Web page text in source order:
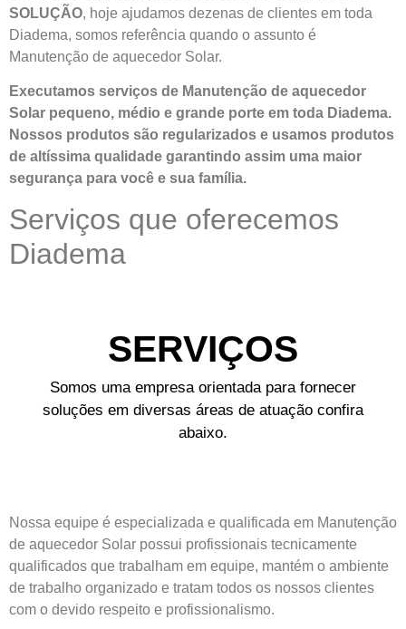
SOLUÇÃO, hoje ajudamos dezenas de clientes em toda
Diadema, somos referência quando o assunto é
Manutenção de aquecedor Solar.
Executamos serviços de Manutenção de aquecedor
Solar pequeno, médio e grande porte em toda Diadema.
Nossos produtos são regularizados e usamos produtos
de altíssima qualidade garantindo assim uma maior
segurança para você e sua família.
Serviços que oferecemos
Diadema
SERVIÇOS
Somos uma empresa orientada para fornecer
soluções em diversas áreas de atuação confira
abaixo.
Nossa equipe é especializada e qualificada em Manutenção
de aquecedor Solar possui profissionais tecnicamente
qualificados que trabalham em equipe, mantém o ambiente
de trabalho organizado e tratam todos os nossos clientes
com o devido respeito e profissionalismo.